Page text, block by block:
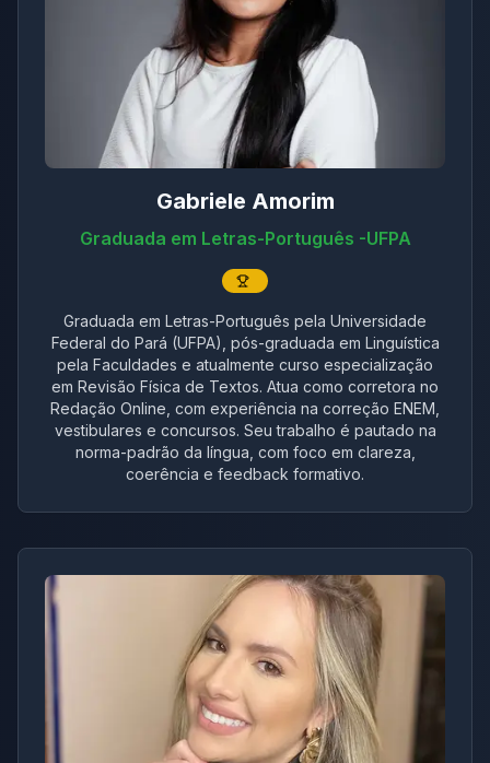
Gabriele Amorim
Graduada em Letras-Português -UFPA
Graduada em Letras-Português pela Universidade
Federal do Pará (UFPA), pós-graduada em Linguística
pela Faculdades e atualmente curso especialização
em Revisão Física de Textos. Atua como corretora no
Redação Online, com experiência na correção ENEM,
vestibulares e concursos. Seu trabalho é pautado na
norma-padrão da língua, com foco em clareza,
coerência e feedback formativo.